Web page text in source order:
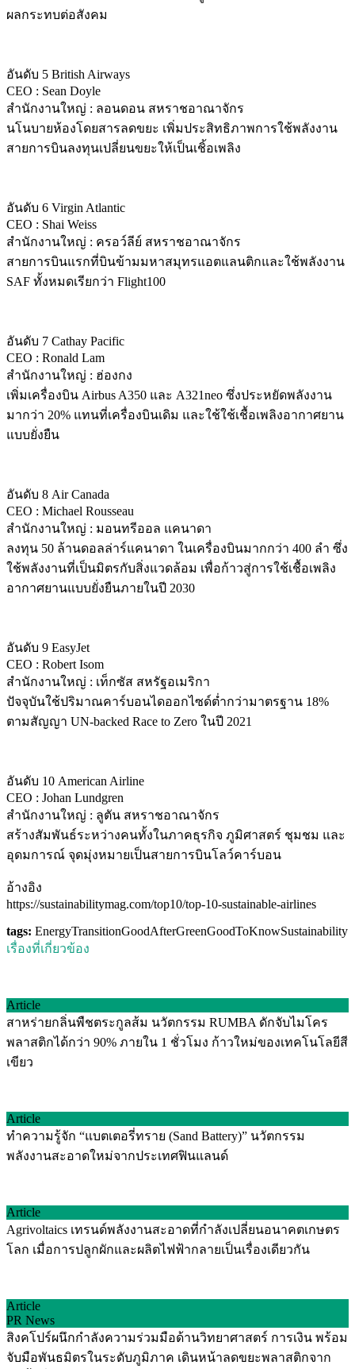
ผลกระทบต่อสังคม
อันดับ 5 British Airways
CEO : Sean Doyle
สำนักงานใหญ่ : ลอนดอน สหราชอาณาจักร
นโนบายห้องโดยสารลดขยะ เพิ่มประสิทธิภาพการใช้พลังงาน
สายการบินลงทุนเปลี่ยนขยะให้เป็นเชิ้อเพลิง
อันดับ 6 Virgin Atlantic
CEO : Shai Weiss
สำนักงานใหญ่ : ครอว์ลีย์ สหราชอาณาจักร
สายการบินแรกที่บินข้ามมหาสมุทรแอตแลนติกและใช้พลังงาน
SAF ทั้งหมดเรียกว่า Flight100
อันดับ 7 Cathay Pacific
CEO : Ronald Lam
สำนักงานใหญ่ : ฮ่องกง
เพิ่มเครื่องบิน Airbus A350 และ A321neo ซึ่งประหยัดพลังงาน
มากว่า 20% แทนที่เครื่องบินเดิม และใช้ใช้เชื้อเพลิงอากาศยาน
แบบยั่งยืน
อันดับ 8 Air Canada
CEO : Michael Rousseau
สำนักงานใหญ่ : มอนทรีออล แคนาดา
ลงทุน 50 ล้านดอลล่าร์แคนาดา ในเครื่องบินมากกว่า 400 ลำ ซึ่ง
ใช้พลังงานที่เป็นมิตรกับสิ่งแวดล้อม เพื่อก้าวสู่การใช้เชื้อเพลิง
อากาศยานแบบยั่งยืนภายในปี 2030
อันดับ 9 EasyJet
CEO : Robert Isom
สำนักงานใหญ่ : เท็กซัส สหรัฐอเมริกา
ปัจจุบันใช้ปริมาณคาร์บอนไดออกไซด์ต่ำกว่ามาตรฐาน 18%
ตามสัญญา UN-backed Race to Zero ในปี 2021
อันดับ 10 American Airline
CEO : Johan Lundgren
สำนักงานใหญ่ : ลูตัน สหราชอาณาจักร
สร้างสัมพันธ์ระหว่างคนทั้งในภาคธุรกิจ ภูมิศาสตร์ ชุมชม และ
อุดมการณ์ จุดมุ่งหมายเป็นสายการบินโลว์คาร์บอน
อ้างอิง
https://sustainabilitymag.com/top10/top-10-sustainable-airlines
tags: EnergyTransitionGoodAfterGreenGoodToKnowSustainability
เรื่องที่เกี่ยวข้อง
Article
สาหร่ายกลิ่นพืชตระกูลส้ม นวัตกรรม RUMBA ดักจับไมโคร
พลาสติกได้กว่า 90% ภายใน 1 ชั่วโมง ก้าวใหม่ของเทคโนโลยีสี
เขียว
Article
ทำความรู้จัก “แบตเตอรี่ทราย (Sand Battery)” นวัตกรรม
พลังงานสะอาดใหม่จากประเทศฟินแลนด์
Article
Agrivoltaics เทรนด์พลังงานสะอาดที่กำลังเปลี่ยนอนาคตเกษตร
โลก เมื่อการปลูกผักและผลิตไฟฟ้ากลายเป็นเรื่องเดียวกัน
Article
PR News
สิงคโปร์ผนึกกำลังความร่วมมือด้านวิทยาศาสตร์ การเงิน พร้อม
จับมือพันธมิตรในระดับภูมิภาค เดินหน้าลดขยะพลาสติกจาก